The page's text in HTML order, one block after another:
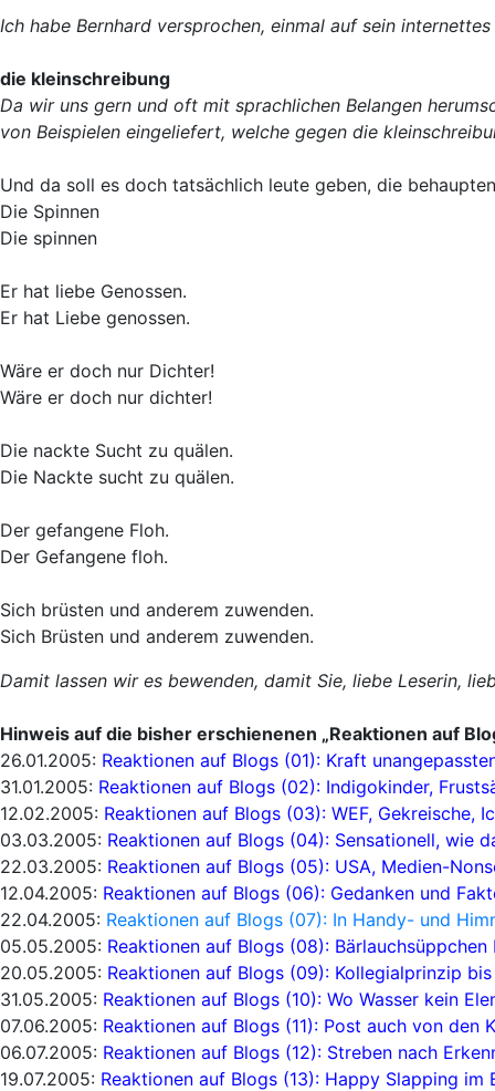
Ich habe Bernhard versprochen, einmal auf sein
die kleinschreibung
Da wir uns gern und oft mit sprachlichen Belangen
von Beispielen eingeliefert, welche gegen die
Und da soll es doch tatsächlich leute geben, die
Die Spinnen
Die spinnen
Er hat liebe Genossen.
Er hat Liebe genossen.
Wäre er doch nur Dichter!
Wäre er doch nur dichter!
Die nackte Sucht zu quälen.
Die Nackte sucht zu quälen.
Der gefangene Floh.
Der Gefangene floh.
Sich brüsten und anderem zuwenden.
Sich Brüsten und anderem zuwenden.
Damit lassen wir es bewenden, damit Sie, liebe Leserin,
Hinweis auf die bisher erschienenen „Reaktionen auf
26.01.2005: Reaktionen auf Blogs (01): Kraft
31.01.2005: Reaktionen auf Blogs (02): Indigokinder,
12.02.2005: Reaktionen auf Blogs (03): WEF, Gekreische,
03.03.2005: Reaktionen auf Blogs (04): Sensationell, wie
22.03.2005: Reaktionen auf Blogs (05): USA, Medien-
12.04.2005: Reaktionen auf Blogs (06): Gedanken und
22.04.2005: Reaktionen auf Blogs (07): In Handy- und
05.05.2005: Reaktionen auf Blogs (08): Bärlauchsüppchen
20.05.2005: Reaktionen auf Blogs (09): Kollegialprinzip
31.05.2005: Reaktionen auf Blogs (10): Wo Wasser kein
07.06.2005: Reaktionen auf Blogs (11): Post auch von den
06.07.2005: Reaktionen auf Blogs (12): Streben nach
19.07.2005: Reaktionen auf Blogs (13): Happy Slapping im